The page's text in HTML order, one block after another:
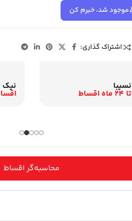
موجود شد، خبرم کن
اشتراک گذاری:
نسیبا
تا 24 ماه اقساط
نیک
اقساط
محاسبه‌گر اقساط